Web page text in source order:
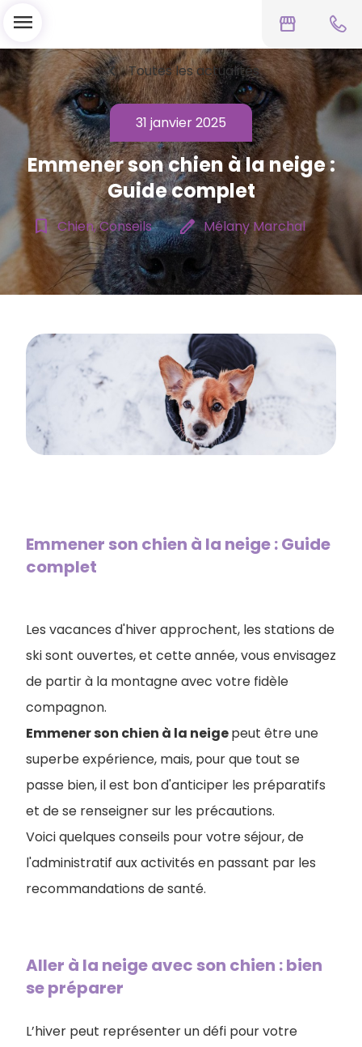
storefront
menu
chevron_left Toutes les actualités
31 janvier 2025
Emmener son chien à la neige​ :
Guide complet
bookmark_border Chien, Conseils edit Mélany Marchal
Emmener son chien à la neige​ : Guide
complet
Les vacances d'hiver approchent, les stations de
ski sont ouvertes, et cette année, vous envisagez
de partir à la montagne avec votre fidèle
compagnon.
Emmener son chien à la neigepeut être une
superbe expérience, mais, pour que tout se
passe bien, il est bon d'anticiper les préparatifs
et de se renseigner sur les précautions.
Voici quelques conseils pour votre séjour, de
l'administratif aux activités en passant par les
recommandations de santé.
Aller à la neige avec son chien : bien
se préparer
L’hiver peut représenter un défi pour votre